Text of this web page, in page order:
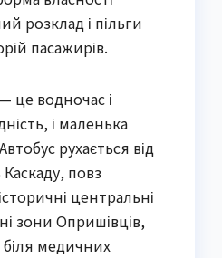
розклад і пільги
пасажирів.
це водночас і
і маленька
рухається від
повз
центральні
зони Опришівців,
медичних